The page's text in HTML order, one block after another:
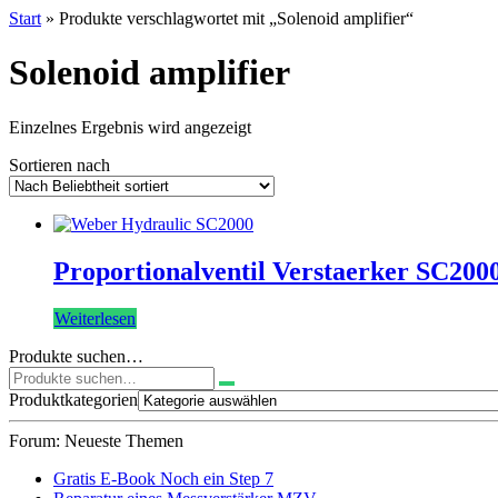
Start » Produkte verschlagwortet mit „Solenoid amplifier“
Solenoid amplifier
Einzelnes Ergebnis wird angezeigt
Sortieren nach
Proportionalventil Verstaerker
Weiterlesen
Produkte suchen…
Suchen
nach:
Produktkategorien
Forum: Neueste Themen
Gratis E-Book Noch ein Step 7